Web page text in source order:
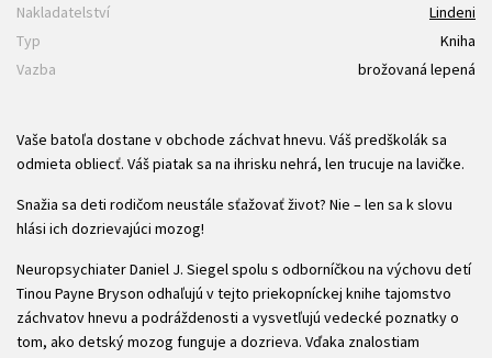
Nakladatelství
Lindeni
Typ
Kniha
Vazba
brožovaná lepená
Vaše batoľa dostane v obchode záchvat hnevu. Váš predškolák sa
odmieta obliecť. Váš piatak sa na ihrisku nehrá, len trucuje na lavičke.
Snažia sa deti rodičom neustále sťažovať život? Nie – len sa k slovu
hlási ich dozrievajúci mozog!
Neuropsychiater Daniel J. Siegel spolu s odborníčkou na výchovu detí
Tinou Payne Bryson odhaľujú v tejto priekopníckej knihe tajomstvo
záchvatov hnevu a podráždenosti a vysvetľujú vedecké poznatky o
tom, ako detský mozog funguje a dozrieva. Vďaka znalostiam